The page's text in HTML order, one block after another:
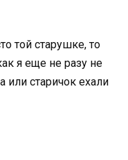
той старушке, то
я еще не разу не
или старичок ехали